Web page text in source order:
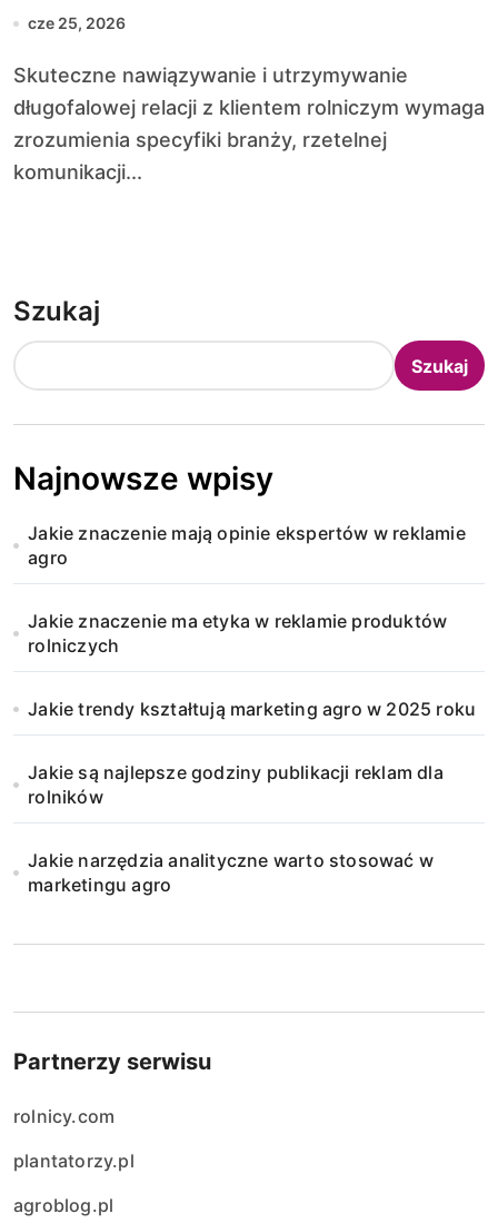
cze 25, 2026
Skuteczne nawiązywanie i utrzymywanie
długofalowej relacji z klientem rolniczym wymaga
zrozumienia specyfiki branży, rzetelnej
komunikacji...
Szukaj
Szukaj
Najnowsze wpisy
Jakie znaczenie mają opinie ekspertów w reklamie
agro
Jakie znaczenie ma etyka w reklamie produktów
rolniczych
Jakie trendy kształtują marketing agro w 2025 roku
Jakie są najlepsze godziny publikacji reklam dla
rolników
Jakie narzędzia analityczne warto stosować w
marketingu agro
Partnerzy serwisu
rolnicy.com
plantatorzy.pl
agroblog.pl